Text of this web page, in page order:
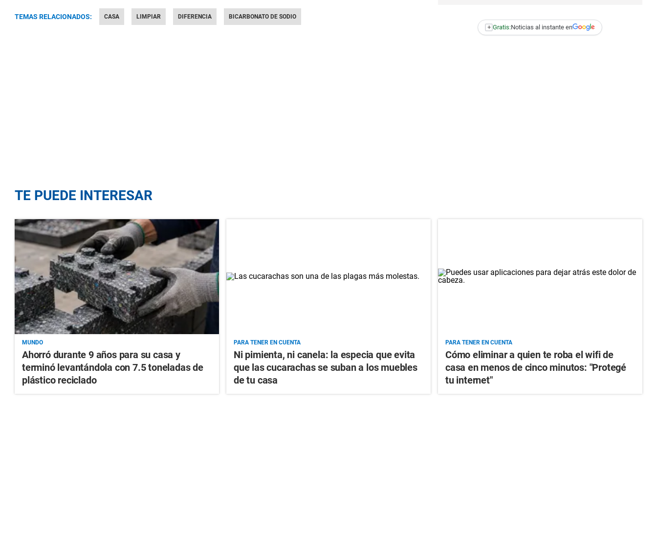
TEMAS RELACIONADOS: CASA LIMPIAR DIFERENCIA BICARBONATO DE SODIO
+ Gratis:Noticias al instante en
TE PUEDE INTERESAR
MUNDO
Ahorró durante 9 años para su casa y
terminó levantándola con 7.5 toneladas de
plástico reciclado
PARA TENER EN CUENTA
Ni pimienta, ni canela: la especia que evita
que las cucarachas se suban a los muebles
de tu casa
PARA TENER EN CUENTA
Cómo eliminar a quien te roba el wifi de
casa en menos de cinco minutos: "Protegé
tu internet"